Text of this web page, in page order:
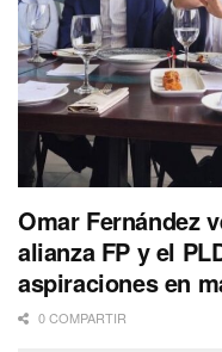
Omar Fernández
alianza FP y el
aspiraciones en
0 COMPARTIR